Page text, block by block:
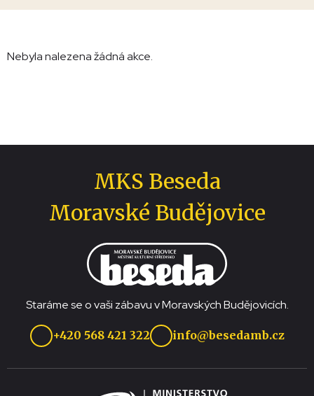
Nebyla nalezena žádná akce.
MKS Beseda
Moravské Budějovice
Staráme se o vaši zábavu v Moravských Budějovicích.
+420 568 421 322 info@besedamb.cz